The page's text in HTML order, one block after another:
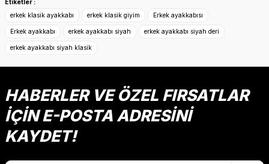
Ürün resmi kalitesiz, bozuk veya görüntülenemiyor.
Ürün açıklamasında eksik bilgiler bulunuyor.
Ürün bilgilerinde hatalar bulunuyor.
Gönder
Etiketler :
erkek klasik ayakkabı
erkek klasik giyim Erkek ayakkabısı
Erkek ayakkabı erkek ayakkabı siyah erkek ayakkabı siyah deri
erkek ayakkabı siyah klasik
HABERLER VE ÖZEL FIRSATLAR
İÇİN E-POSTA ADRESİNİ
KAYDET!